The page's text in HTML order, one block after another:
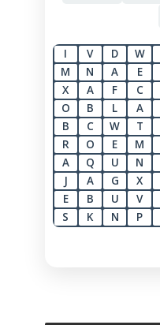
I V D W
M
N A E
X
A F C
O
B L A
B
C W T
R
O E M
A
Q U N
J
A G X
E
B U V
S
K N P